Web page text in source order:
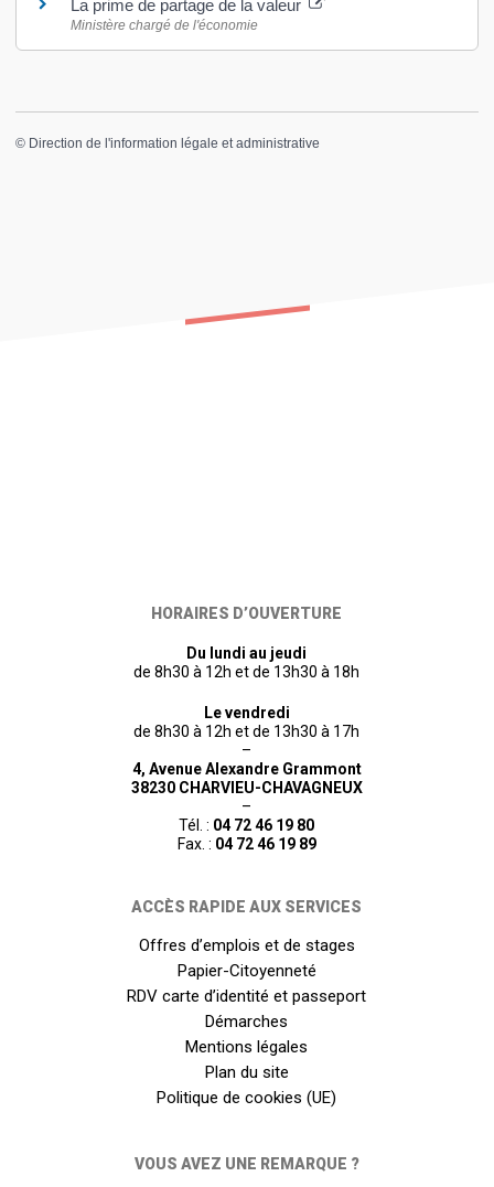
La prime de partage de la valeur
Ministère chargé de l'économie
© Direction de l'information légale et administrative
HORAIRES D’OUVERTURE
Du lundi au jeudi
de 8h30 à 12h et de 13h30 à 18h
Le vendredi
de 8h30 à 12h et de 13h30 à 17h
–
4, Avenue Alexandre Grammont
38230 CHARVIEU-CHAVAGNEUX
–
Tél. : 04 72 46 19 80
Fax. : 04 72 46 19 89
ACCÈS RAPIDE AUX SERVICES
Offres d’emplois et de stages
Papier-Citoyenneté
RDV carte d’identité et passeport
Démarches
Mentions légales
Plan du site
Politique de cookies (UE)
VOUS AVEZ UNE REMARQUE ?